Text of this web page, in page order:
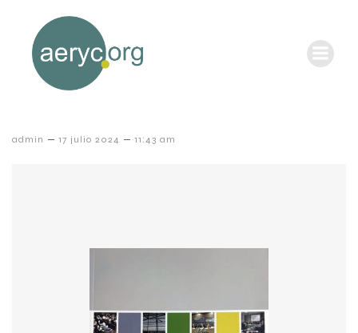
admin – 17 julio 2024 – 11:43 am